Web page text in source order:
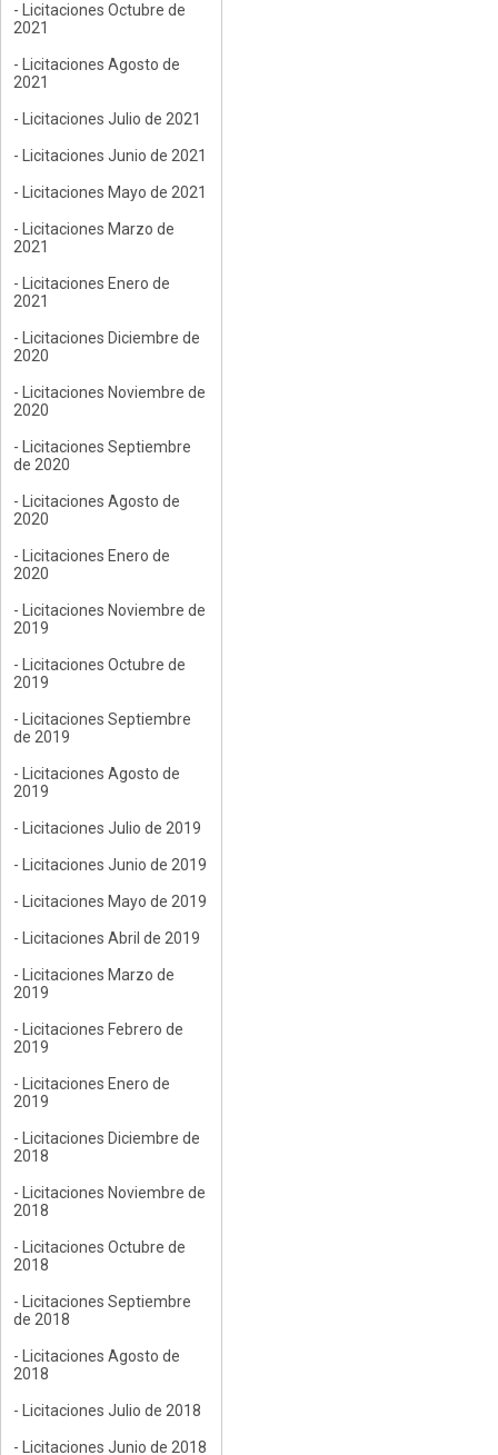
- Licitaciones Octubre de
2021
- Licitaciones Agosto de
2021
- Licitaciones Julio de 2021
- Licitaciones Junio de 2021
- Licitaciones Mayo de 2021
- Licitaciones Marzo de
2021
- Licitaciones Enero de
2021
- Licitaciones Diciembre de
2020
- Licitaciones Noviembre de
2020
- Licitaciones Septiembre
de 2020
- Licitaciones Agosto de
2020
- Licitaciones Enero de
2020
- Licitaciones Noviembre de
2019
- Licitaciones Octubre de
2019
- Licitaciones Septiembre
de 2019
- Licitaciones Agosto de
2019
- Licitaciones Julio de 2019
- Licitaciones Junio de 2019
- Licitaciones Mayo de 2019
- Licitaciones Abril de 2019
- Licitaciones Marzo de
2019
- Licitaciones Febrero de
2019
- Licitaciones Enero de
2019
- Licitaciones Diciembre de
2018
- Licitaciones Noviembre de
2018
- Licitaciones Octubre de
2018
- Licitaciones Septiembre
de 2018
- Licitaciones Agosto de
2018
- Licitaciones Julio de 2018
- Licitaciones Junio de 2018